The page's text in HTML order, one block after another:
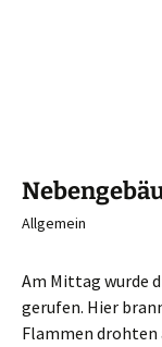
Allgemein
Am Mittag wurde
gerufen. Hier
Flammen drohten